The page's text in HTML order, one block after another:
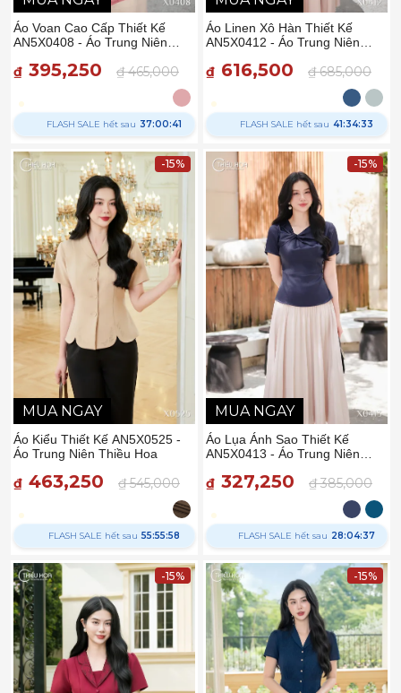
Áo Voan Cao Cấp Thiết Kế
AN5X0408 - Áo Trung Niên
₫ 395,250 ₫ 465,000
FLASH SALE hết sau 37:00:40
Áo Linen Xô Hàn Thiết Kế
AN5X0412 - Áo Trung Niên
₫ 616,500 ₫ 685,000
FLASH SALE hết sau 41:34:32
MUA NGAY
-15%
Áo Kiểu Thiết Kế AN5X0525 -
Áo Trung Niên Thiều Hoa
₫ 463,250 ₫ 545,000
FLASH SALE hết sau 55:55:57
MUA NGAY
-15%
Áo Lụa Ánh Sao Thiết Kế
AN5X0413 - Áo Trung Niên
₫ 327,250 ₫ 385,000
FLASH SALE hết sau 28:04:36
-15% -15%